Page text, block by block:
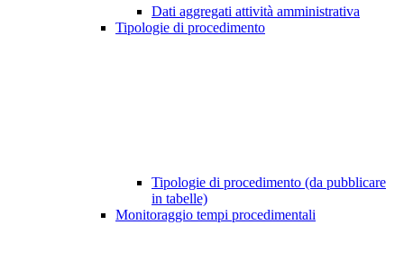
Dati aggregati attività amministrativa
Tipologie di procedimento
Tipologie di procedimento (da pubblicare
in tabelle)
Monitoraggio tempi procedimentali